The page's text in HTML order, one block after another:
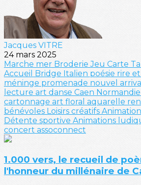
Jacques VITRE
24 mars 2025
Marche mer BroderieJeu Carte
Accueil Bridge Italien poésie rire
méninge promenade nouvel
lecture art danse Caen Normandie
cartonnage art floral aquarelle
bénévoles Loisirs créatifs
Détente sportive Animations
concert assoconnect
1.000 vers, le recueil de
l'honneur du millénaire de